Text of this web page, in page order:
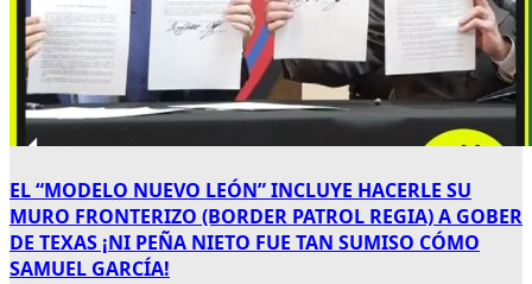
EL “MODELO NUEVO LEÓN” INCLUYE HACERLE SU
MURO FRONTERIZO (BORDER PATROL REGIA) A GOBER
DE TEXAS ¡NI PEÑA NIETO FUE TAN SUMISO CÓMO
SAMUEL GARCÍA!